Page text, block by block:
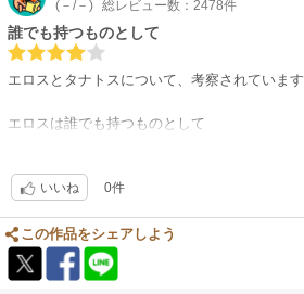
(－/－) 総レビュー数：2478件
誰でも持つものとして
エロスとタナトスについて、考察されています
エロスは誰でも持つものとして
いいね 0件
この作品をシェアしよう